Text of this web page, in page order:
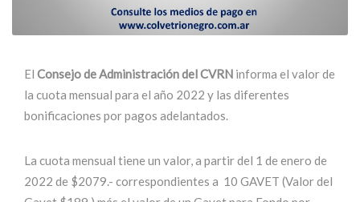
El Consejo de Administración del CVRN informa el valor de
la cuota mensual para el año 2022 y las diferentes
bonificaciones por pagos adelantados.
La cuota mensual tiene un valor, a partir del 1 de enero de
2022 de $2079.- correspondientes a 10 GAVET (Valor del